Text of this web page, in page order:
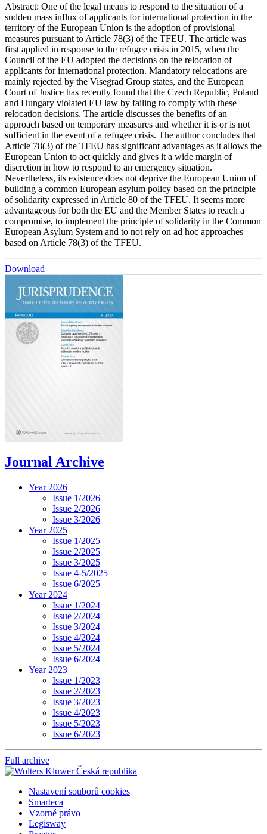
Abstract: One of the legal means to respond to the situation of a
sudden mass influx of applicants for international protection in the
territory of the European Union is the adoption of provisional
measures pursuant to Article 78(3) of the TFEU. The article was
first applied in response to the refugee crisis in 2015, when the
Council of the EU adopted the decisions on the relocation of
applicants for international protection. Mandatory relocations are
mainly rejected by the Visegrad Group states, and the European
Court of Justice has recently found that the Czech Republic, Poland
and Hungary violated EU law by failing to comply with these
relocation decisions. The article discusses the benefits of an
approach based on temporary measures and whether it is or is not
sufficient in the event of a refugee crisis. The author concludes that
Article 78(3) of the TFEU has significant advantages as it allows the
European Union to act quickly and gives it a wide margin of
discretion in how to respond to an emergency situation.
Nevertheless, its existence does not deprive the European Union of
building a common European asylum policy based on the principle
of solidarity expressed in Article 80 of the TFEU. It seems more
advantageous for both the EU and the Member States to reach a
compromise, to implement the principle of solidarity in the Common
European Asylum System and to not rely on ad hoc approaches
based on Article 78(3) of the TFEU.
Download
Journal Archive
Year 2026
Issue 1/2026
Issue 2/2026
Issue 3/2026
Year 2025
Issue 1/2025
Issue 2/2025
Issue 3/2025
Issue 4-5/2025
Issue 6/2025
Year 2024
Issue 1/2024
Issue 2/2024
Issue 3/2024
Issue 4/2024
Issue 5/2024
Issue 6/2024
Year 2023
Issue 1/2023
Issue 2/2023
Issue 3/2023
Issue 4/2023
Issue 5/2023
Issue 6/2023
Full archive
Nastavení souborů cookies
Smarteca
Vzorné právo
Legisway